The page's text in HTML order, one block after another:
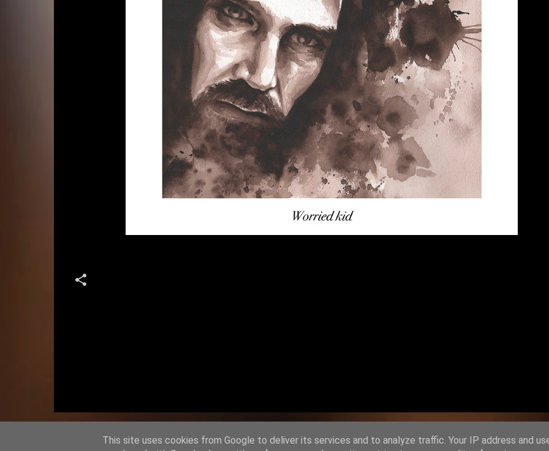
n
Obsługiwane przez usługę Blogger
This site uses cookies from Google to deliver its services and to analyze traffic. Your IP address and